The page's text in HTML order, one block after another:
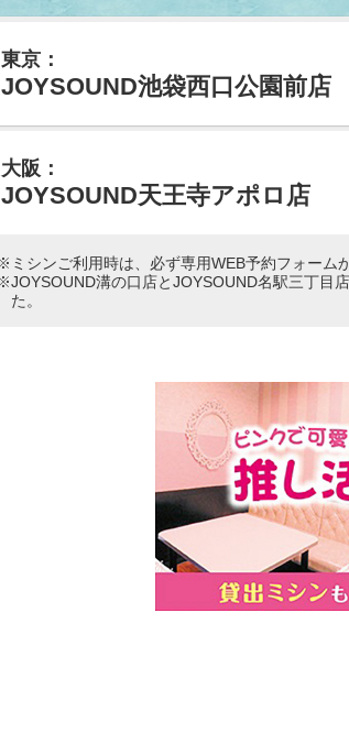
東京：
JOYSOUND池袋西口公園前店
大阪：
JOYSOUND天王寺アポロ店
ミシンご利用時は、必ず専用WEB予約フォーム
JOYSOUND溝の口店とJOYSOUND名駅三丁目
た。